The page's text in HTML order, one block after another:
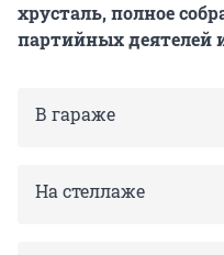
хрусталь, полное
партийных деятелей
В гараже
На стеллаже